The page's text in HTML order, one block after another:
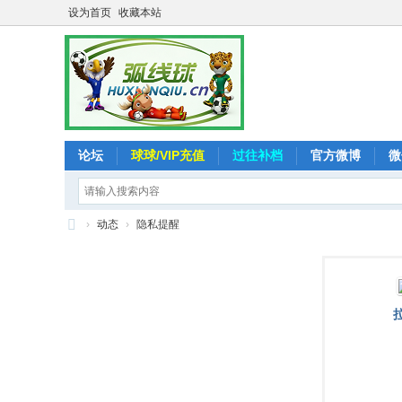
设为首页 收藏本站
论坛 球球/VIP充值 过往补档 官方微博
› 动态 › 隐私提醒